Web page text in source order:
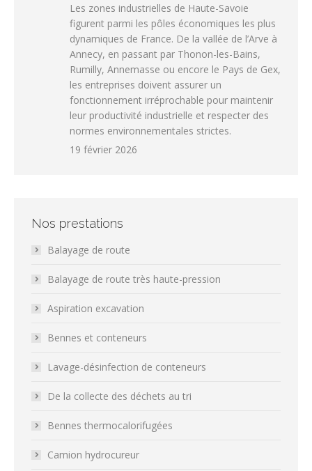
Les zones industrielles de Haute-Savoie
figurent parmi les pôles économiques les plus
dynamiques de France. De la vallée de l’Arve à
Annecy, en passant par Thonon-les-Bains,
Rumilly, Annemasse ou encore le Pays de Gex,
les entreprises doivent assurer un
fonctionnement irréprochable pour maintenir
leur productivité industrielle et respecter des
normes environnementales strictes.
19 février 2026
Nos prestations
Balayage de route
Balayage de route très haute-pression
Aspiration excavation
Bennes et conteneurs
Lavage-désinfection de conteneurs
De la collecte des déchets au tri
Bennes thermocalorifugées
Camion hydrocureur